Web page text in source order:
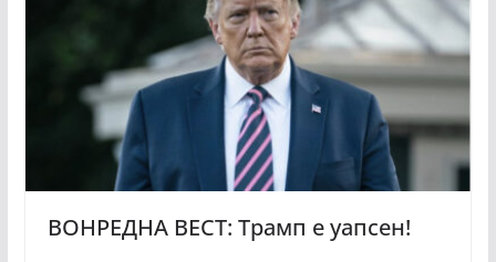
ВОНРЕДНА ВЕСТ: Трамп е уапсен!